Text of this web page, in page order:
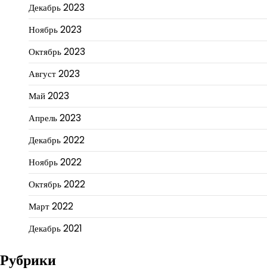
Декабрь 2023
Ноябрь 2023
Октябрь 2023
Август 2023
Май 2023
Апрель 2023
Декабрь 2022
Ноябрь 2022
Октябрь 2022
Март 2022
Декабрь 2021
Рубрики